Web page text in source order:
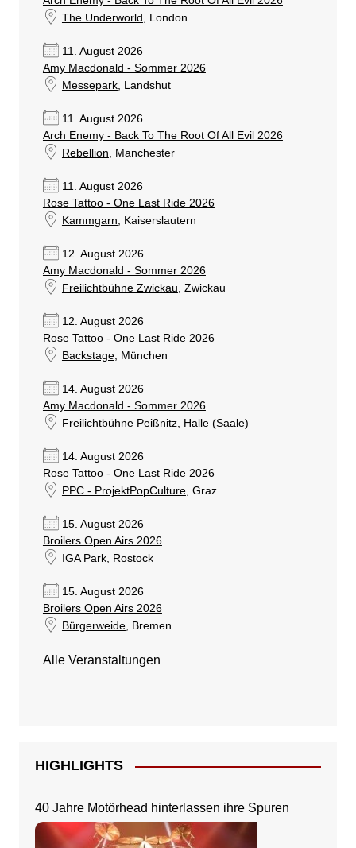
The Underworld , London
11. August 2026
Amy Macdonald - Sommer 2026
Messepark, Landshut
11. August 2026
Arch Enemy - Back To The Root Of All Evil 2026
Rebellion, Manchester
11. August 2026
Rose Tattoo - One Last Ride 2026
Kammgarn, Kaiserslautern
12. August 2026
Amy Macdonald - Sommer 2026
Freilichtbühne Zwickau, Zwickau
12. August 2026
Rose Tattoo - One Last Ride 2026
Backstage, München
14. August 2026
Amy Macdonald - Sommer 2026
Freilichtbühne Peißnitz, Halle (Saale)
14. August 2026
Rose Tattoo - One Last Ride 2026
PPC - ProjektPopCulture, Graz
15. August 2026
Broilers Open Airs 2026
IGA Park, Rostock
15. August 2026
Broilers Open Airs 2026
Bürgerweide, Bremen
Alle Veranstaltungen
HIGHLIGHTS
40 Jahre Motörhead hinterlassen ihre Spuren